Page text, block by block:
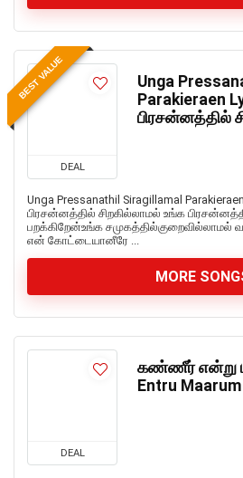
BEST VALUE
DEAL
Unga
Parakieraen
பிரசன்னத்தில்
Unga Pressanathil Siragillamal
பிரசன்னத்தில் சிறகில்லாமல் உங்க
பறக்கிறேன்உங்க
என் கோட்டையானீரே ...
MORE
DEAL
கண்ணீர் என்று
Entru